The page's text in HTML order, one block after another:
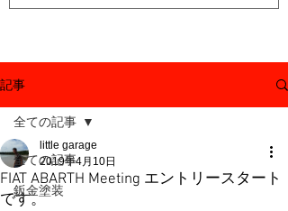
記事
全ての記事
鈑金塗装
全ての記事
FIAT ABARTH Meeting エントリースタート
です。
little garage
2019年4月10日